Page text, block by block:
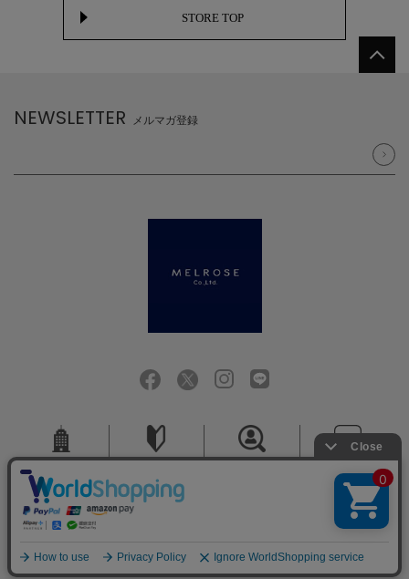
STORE TOP
NEWSLETTER メルマガ登録
会社概要 お問い合せ
ご利用規約 特定商取引法に基づく表記
COPYRIGHT (C) MELROSE CO.,LTD.ALL RIGHTS RESERVED.